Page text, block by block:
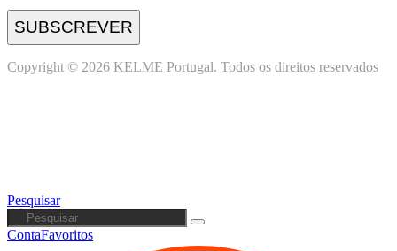
SUBSCREVER
Copyright © 2026 KELME Portugal. Todos os direitos reservados
Pesquisar
ContaFavoritos